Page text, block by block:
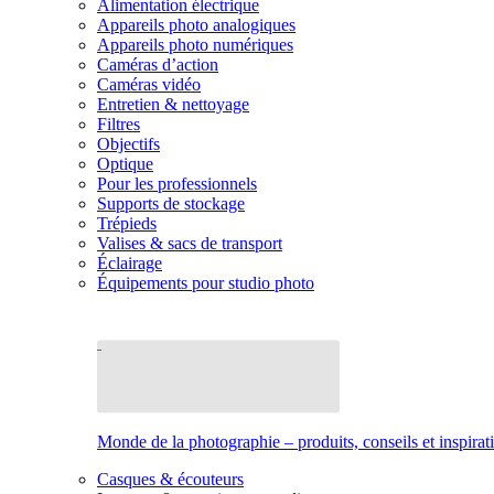
Alimentation électrique
Appareils photo analogiques
Appareils photo numériques
Caméras d’action
Caméras vidéo
Entretien & nettoyage
Filtres
Objectifs
Optique
Pour les professionnels
Supports de stockage
Trépieds
Valises & sacs de transport
Éclairage
Équipements pour studio photo
Monde de la photographie – produits, conseils et
Casques & écouteurs